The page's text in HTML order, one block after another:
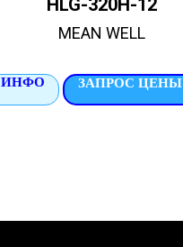
MEAN WELL
ИНФО ЗАПРОС ЦЕНЫ